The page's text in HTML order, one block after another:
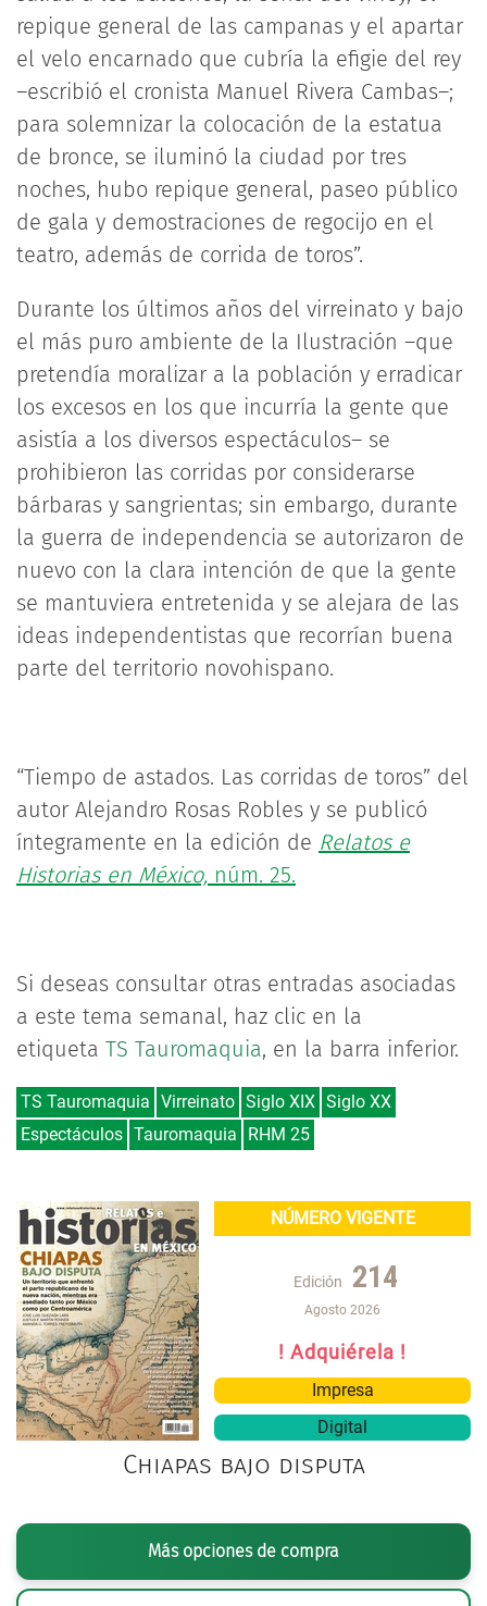
repique general de las campanas y el apartar
el velo encarnado que cubría la efigie del rey
–escribió el cronista Manuel Rivera Cambas–;
para solemnizar la colocación de la estatua
de bronce, se iluminó la ciudad por tres
noches, hubo repique general, paseo público
de gala y demostraciones de regocijo en el
teatro, además de corrida de toros”.
Durante los últimos años del virreinato y bajo
el más puro ambiente de la Ilustración –que
pretendía moralizar a la población y erradicar
los excesos en los que incurría la gente que
asistía a los diversos espectáculos– se
prohibieron las corridas por considerarse
bárbaras y sangrientas; sin embargo, durante
la guerra de independencia se autorizaron de
nuevo con la clara intención de que la gente
se mantuviera entretenida y se alejara de las
ideas independentistas que recorrían buena
parte del territorio novohispano.
“Tiempo de astados. Las corridas de toros” del
autor Alejandro Rosas Robles y se publicó
íntegramente en la edición de Relatos e
Historias en México, núm. 25.
Si deseas consultar otras entradas asociadas
a este tema semanal, haz clic en la
etiqueta TS Tauromaquia, en la barra inferior.
TS Tauromaquia Virreinato Siglo XIX Siglo XX
Espectáculos Tauromaquia RHM 25
NÚMERO VIGENTE
Edición 214
Agosto 2026
! Adquiérela !
Impresa
Digital
Chiapas bajo disputa
Más opciones de compra